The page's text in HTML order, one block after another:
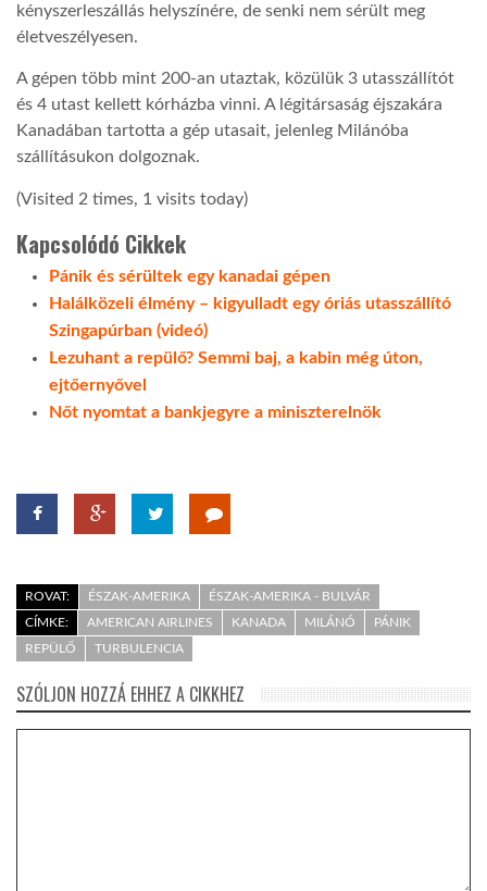
kényszerleszállás helyszínére, de senki nem sérült meg
életveszélyesen.
A gépen több mint 200-an utaztak, közülük 3 utasszállítót
és 4 utast kellett kórházba vinni. A légitársaság éjszakára
Kanadában tartotta a gép utasait, jelenleg Milánóba
szállításukon dolgoznak.
(Visited 2 times, 1 visits today)
Kapcsolódó Cikkek
Pánik és sérültek egy kanadai gépen
Halálközeli élmény – kigyulladt egy óriás utasszállító
Szingapúrban (videó)
Lezuhant a repülő? Semmi baj, a kabin még úton,
ejtőernyővel
Nőt nyomtat a bankjegyre a miniszterelnök
ROVAT: ÉSZAK-AMERIKA
ÉSZAK-AMERIKA - BULVÁR
CÍMKE:
AMERICAN AIRLINES KANADA MILÁNÓ
PÁNIK
REPÜLŐ
TURBULENCIA
SZÓLJON HOZZÁ EHHEZ A CIKKHEZ